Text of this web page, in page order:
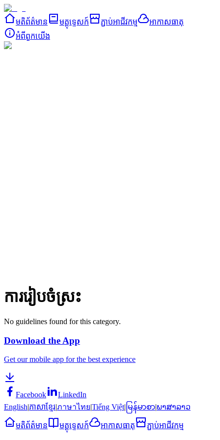
មតិព័ត៌មាន មគ្គុទ្ទេសក៍ ភ្ជាប់អាជីវកម្ម
អាកាសធាតុ
អំពី​ពួក​យើង
ការរៀបចំស្រះ
No guidelines found for this category.
Download the App
Get our mobile app for the best experience
Facebook
LinkedIn
English|ភាសាខ្មែរ|ภาษาไทย|Tiếng Việt| မြန်မာစာ|ພາສາລາວ
មតិព័ត៌មាន មគ្គុទ្ទេសក៍ អាកាសធាតុ ភ្ជាប់អាជីវកម្ម